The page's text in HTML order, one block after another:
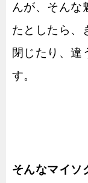
んが、そんな
たとしたら、
閉じたり、違
す。
そんなマイソ